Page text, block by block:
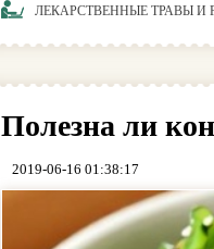
ЛЕКАРСТВЕННЫЕ ТРАВЫ И
Полезна ли
2019-06-16 01:38:17